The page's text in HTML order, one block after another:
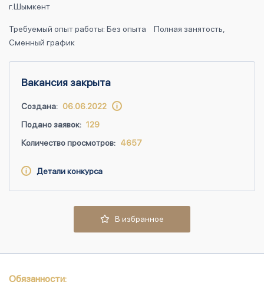
г.Шымкент
Требуемый опыт работы: Без опыта
Полная занятость,
Сменный график
Вакансия закрыта
Создана: 06.06.2022
Подано заявок: 129
Количество просмотров: 4657
Детали конкурса
В избранное
Обязанности: